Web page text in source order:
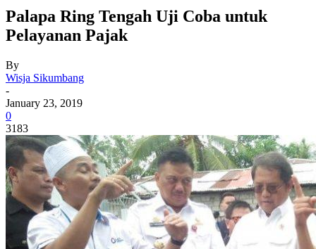
Palapa Ring Tengah Uji Coba untuk
Pelayanan Pajak
By
Wisja Sikumbang
-
January 23, 2019
0
3183